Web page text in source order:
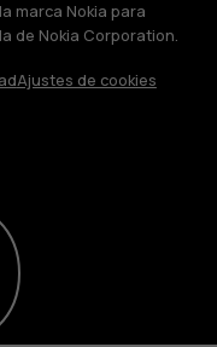
marca Nokia para
de Nokia Corporation.
Ajustes de cookies